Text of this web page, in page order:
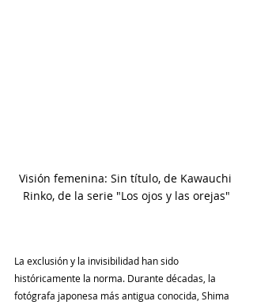
Visión femenina: Sin título, de Kawauchi
Rinko, de la serie "Los ojos y las orejas"
La exclusión y la invisibilidad han sido
históricamente la norma. Durante décadas, la
fotógrafa japonesa más antigua conocida, Shima